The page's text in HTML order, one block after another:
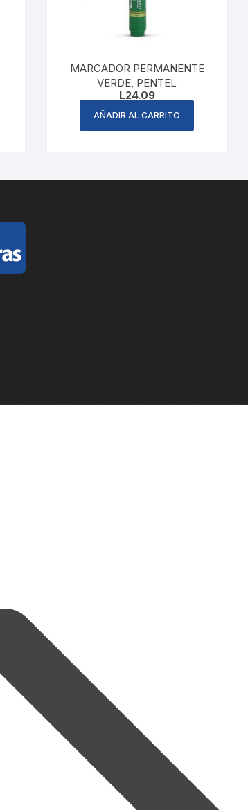
MARCADOR PERMANENTE
VERDE, PENTEL
L24.09
AÑADIR AL CARRITO